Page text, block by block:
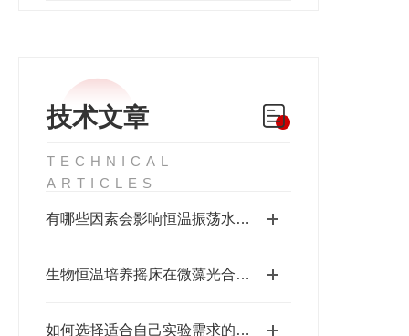
技术文章
TECHNICAL
ARTICLES
有哪些因素会影响恒温振荡水浴锅的控温性能?
生物恒温培养摇床在微藻光合生物反应器中的集成应用
如何选择适合自己实验需求的恒温振荡水浴锅?